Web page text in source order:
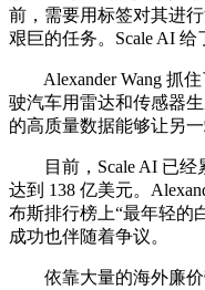
前，需要用标签对其进
艰巨的任务。Scale AI 给
Alexander Wang 抓住
驶汽车用雷达和传感器
的高质量数据能够让另
目前，Scale AI 已经
达到 138 亿美元。
布斯排行榜上“最年轻的
成功也伴随着争议。
依靠大量的海外廉价